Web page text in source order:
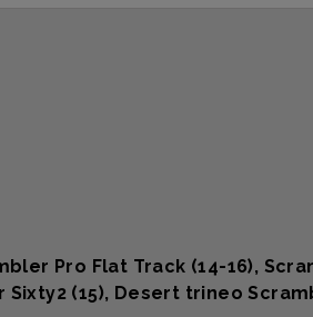
Pro Flat Track (14-16),
(15), Desert trineo